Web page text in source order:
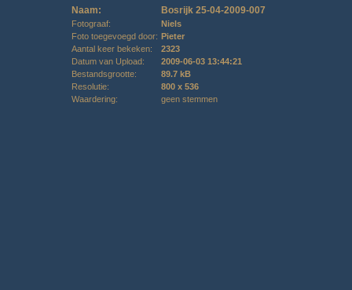
Naam: Bosrijk 25-04-2009-007
Fotograaf:
Niels
Foto toegevoegd door: Pieter
Aantal keer bekeken:
2323
Datum van Upload:
2009-06-03 13:44:21
Bestandsgrootte:
89.7 kB
Resolutie:
800 x 536
Waardering:
geen stemmen